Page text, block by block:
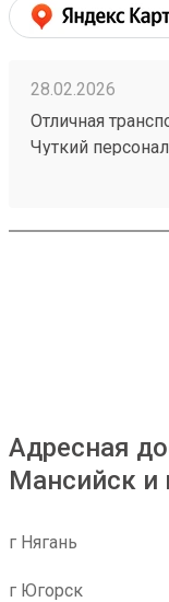
28.02.2026
Отличная
Чуткий
довольна
Адресная
Мансийск и
г Нягань
г Югорск